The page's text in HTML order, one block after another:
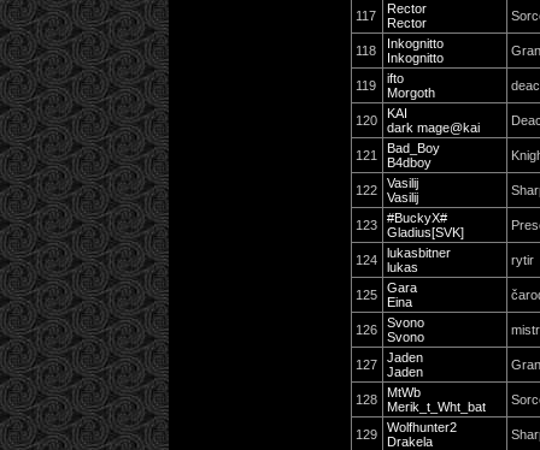
117
Rector
Rector
118
Inkognitto
Inkognitto
119
ifto
Morgoth
120
KAI
dark mage@kai
121
Bad_Boy
B4dboy
122
Vasilij
Vasilij
123
#BuckyX#
Gladius[SVK]
124
lukasbitner
lukas
rytir
125
Gara
Eina
126
Svono
Svono
mistr
127
Jaden
Jaden
128
MtWb
Merik_t_Wht_bat
129
Wolfhunter2
Drakela